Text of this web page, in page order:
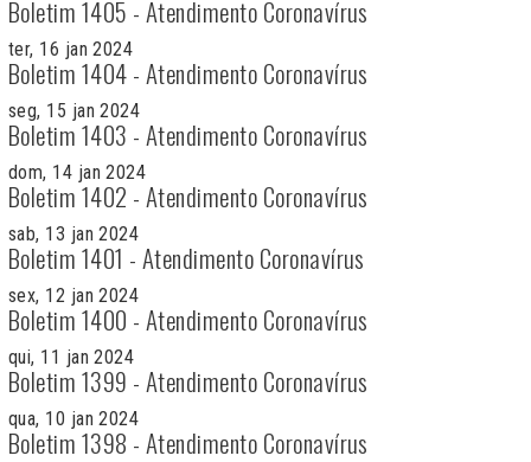
Boletim 1405 - Atendimento Coronavírus
ter, 16 jan 2024
Boletim 1404 - Atendimento Coronavírus
seg, 15 jan 2024
Boletim 1403 - Atendimento Coronavírus
dom, 14 jan 2024
Boletim 1402 - Atendimento Coronavírus
sab, 13 jan 2024
Boletim 1401 - Atendimento Coronavírus
sex, 12 jan 2024
Boletim 1400 - Atendimento Coronavírus
qui, 11 jan 2024
Boletim 1399 - Atendimento Coronavírus
qua, 10 jan 2024
Boletim 1398 - Atendimento Coronavírus